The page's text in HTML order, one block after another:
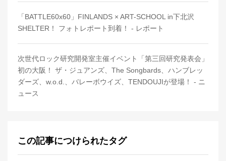
「BATTLE60x60」FINLANDS × ART-SCHOOL in下北沢
SHELTER！ フォトレポート到着！ - レポート
次世代ロック研究開発室主催イベント「第三回研究発表会」
初の大阪！ ザ・ジュアンズ、The Songbards、ハンブレッ
ダーズ、w.o.d.、バレーボウイズ、TENDOUJIが登場！ - ニ
ュース
この記事につけられたタグ